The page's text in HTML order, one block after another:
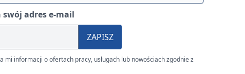
swój adres e-mail
ZAPISZ
mi informacji o ofertach pracy, usługach lub nowościach zgodnie z